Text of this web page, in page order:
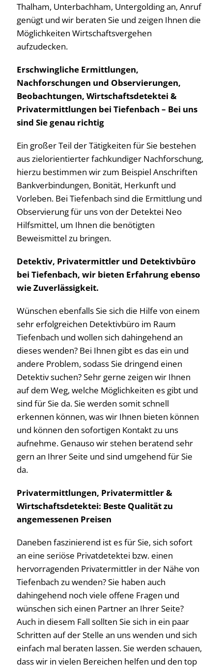
Thalham, Unterbachham, Untergolding an, Anruf
genügt und wir beraten Sie und zeigen Ihnen die
Möglichkeiten Wirtschaftsvergehen
aufzudecken.
Erschwingliche Ermittlungen,
Nachforschungen und Observierungen,
Beobachtungen, Wirtschaftsdetektei &
Privatermittlungen bei Tiefenbach – Bei uns
sind Sie genau richtig
Ein großer Teil der Tätigkeiten für Sie bestehen
aus zielorientierter fachkundiger Nachforschung,
hierzu bestimmen wir zum Beispiel Anschriften
Bankverbindungen, Bonität, Herkunft und
Vorleben. Bei Tiefenbach sind die Ermittlung und
Observierung für uns von der Detektei Neo
Hilfsmittel, um Ihnen die benötigten
Beweismittel zu bringen.
Detektiv, Privatermittler und Detektivbüro
bei Tiefenbach, wir bieten Erfahrung ebenso
wie Zuverlässigkeit.
Wünschen ebenfalls Sie sich die Hilfe von einem
sehr erfolgreichen Detektivbüro im Raum
Tiefenbach und wollen sich dahingehend an
dieses wenden? Bei Ihnen gibt es das ein und
andere Problem, sodass Sie dringend einen
Detektiv suchen? Sehr gerne zeigen wir Ihnen
auf dem Weg, welche Möglichkeiten es gibt und
sind für Sie da. Sie werden somit schnell
erkennen können, was wir Ihnen bieten können
und können den sofortigen Kontakt zu uns
aufnehme. Genauso wir stehen beratend sehr
gern an Ihrer Seite und sind umgehend für Sie
da.
Privatermittlungen, Privatermittler &
Wirtschaftsdetektei: Beste Qualität zu
angemessenen Preisen
Daneben faszinierend ist es für Sie, sich sofort
an eine seriöse Privatdetektei bzw. einen
hervorragenden Privatermittler in der Nähe von
Tiefenbach zu wenden? Sie haben auch
dahingehend noch viele offene Fragen und
wünschen sich einen Partner an Ihrer Seite?
Auch in diesem Fall sollten Sie sich in ein paar
Schritten auf der Stelle an uns wenden und sich
einfach mal beraten lassen. Sie werden schauen,
dass wir in vielen Bereichen helfen und den top